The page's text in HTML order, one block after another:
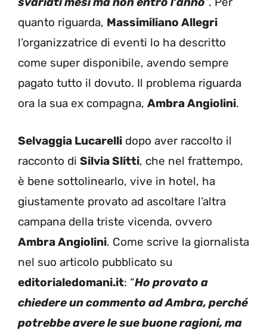
quanto riguarda, Massimiliano Allegri
l’organizzatrice di eventi lo ha descritto
come super disponibile, avendo sempre
pagato tutto il dovuto. Il problema riguarda
ora la sua ex compagna, Ambra Angiolini.
Selvaggia Lucarelli dopo aver raccolto il
racconto di Silvia Slitti, che nel frattempo,
è bene sottolinearlo, vive in hotel, ha
giustamente provato ad ascoltare l’altra
campana della triste vicenda, ovvero
Ambra Angiolini. Come scrive la giornalista
nel suo articolo pubblicato su
editorialedomani.it: “Ho provato a
chiedere un commento ad Ambra, perché
potrebbe avere le sue buone ragioni, ma